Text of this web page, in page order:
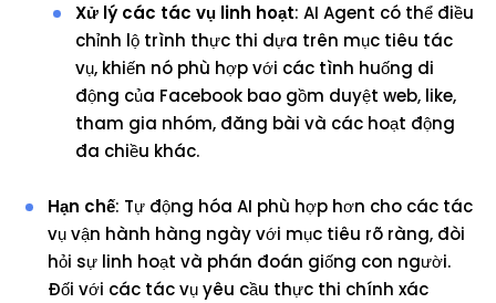
Xử lý các tác vụ linh hoạt: AI Agent có thể điều
chỉnh lộ trình thực thi dựa trên mục tiêu tác
vụ, khiến nó phù hợp với các tình huống di
động của Facebook bao gồm duyệt web, like,
tham gia nhóm, đăng bài và các hoạt động
đa chiều khác.
Hạn chế: Tự động hóa AI phù hợp hơn cho các tác
vụ vận hành hàng ngày với mục tiêu rõ ràng, đòi
hỏi sự linh hoạt và phán đoán giống con người.
Đối với các tác vụ yêu cầu thực thi chính xác